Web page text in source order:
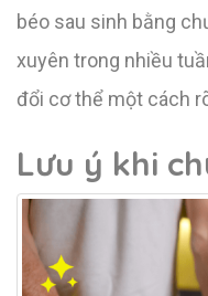
béo sau sinh bằng
xuyên trong nhiều
đổi cơ thể một cách
Lưu ý khi